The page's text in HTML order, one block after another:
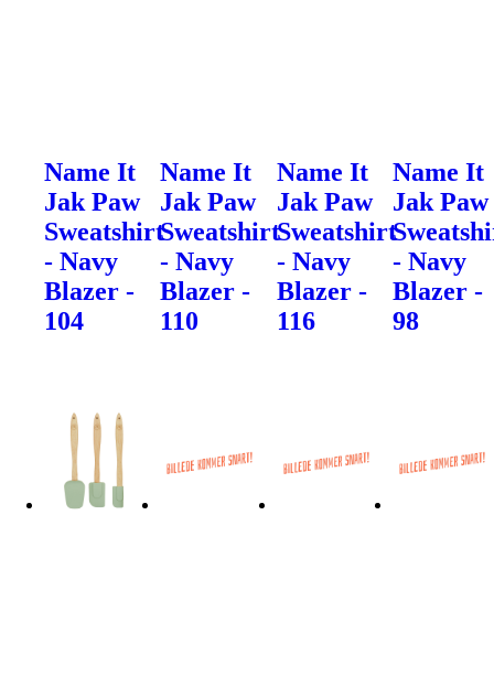
Name It
Jak Paw
Sweatshirt
- Navy
Blazer -
104
Name It
Jak Paw
Sweatshirt
- Navy
Blazer -
110
Name It
Jak Paw
Sweatshirt
- Navy
Blazer -
116
Name It
Jak Paw
- Navy
Blazer -
98